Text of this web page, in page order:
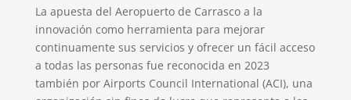
La apuesta del Aeropuerto de Carrasco a la
innovación como herramienta para mejorar
continuamente sus servicios y ofrecer un fácil acceso
a todas las personas fue reconocida en 2023
también por Airports Council International (ACI), una